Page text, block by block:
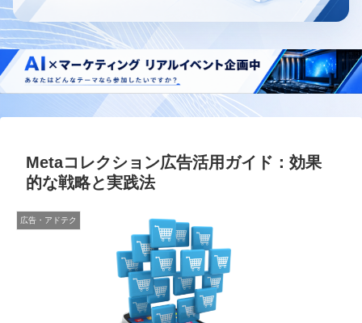
Metaコレクション広告活用ガイド：効果
的な戦略と実践法
広告・アドテク